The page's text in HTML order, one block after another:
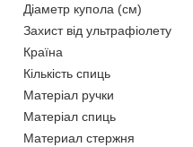
Діаметр купола (см)
Захист від ультрафіолету
Країна
Кількість спиць
Матеріал ручки
Матеріал спиць
Материал стержня